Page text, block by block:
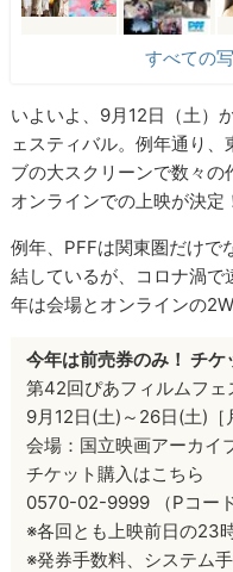
すべての
いよいよ、9月12日（土）
ェスティバル。例年通り
ブの大スクリーンで数々
オンラインでの上映が決定
例年、PFFは関東圏だけで
結しているが、コロナ渦で
年は会場とオンラインの
今年は前売券のみ！ チケ
第42回ぴあフィルムフェ
9月12日(土)～26日(土)［
会場：国立映画アーカイ
チケット購入はこちら
0570-02-9999 （Pコー
※各回とも上映前日の23
※発券手数料、システム